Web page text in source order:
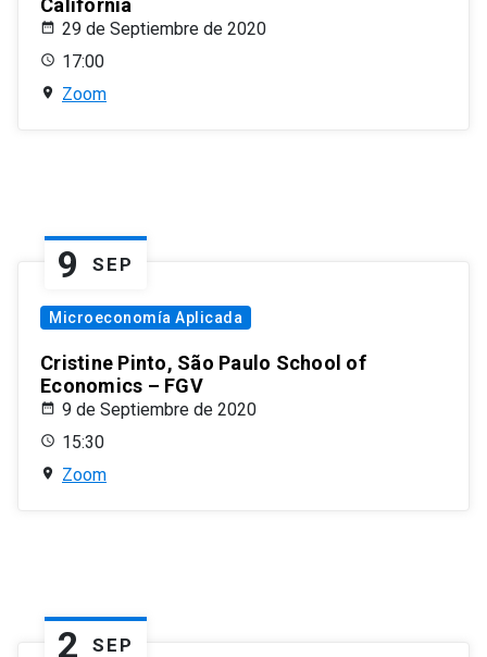
California
29 de Septiembre de 2020
17:00
Zoom
9 SEP
Microeconomía Aplicada
Cristine Pinto, São Paulo School of
Economics – FGV
9 de Septiembre de 2020
15:30
Zoom
2 SEP